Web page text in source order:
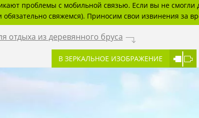
проблемы с мобильной связью. Если вы не смогли
обязательно свяжемся). Приносим свои извинения за
отдыха из деревянного бруса .
В ЗЕРКАЛЬНОЕ ИЗОБРАЖЕНИЕ